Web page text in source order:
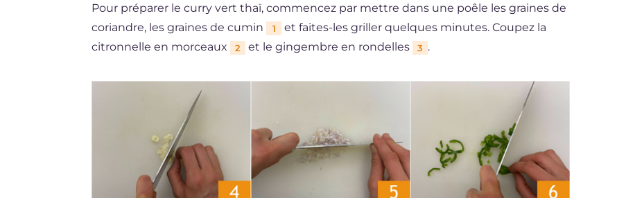
Pour préparer le curry vert thaï, commencez par mettre dans une poêle les graines de
coriandre, les graines de cumin
1
et faites-les griller quelques minutes. Coupez la
citronnelle en morceaux
2 et le gingembre en rondelles 3 .